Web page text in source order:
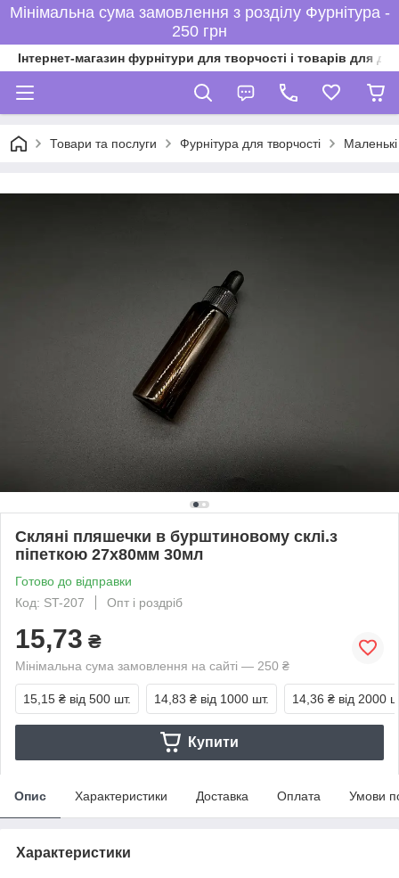
Мінімальна сума замовлення з розділу Фурнітура -
250 грн
Інтернет-магазин фурнітури для творчості і товарів для
Товари та послуги Фурнітура для творчості
Скляні пляшечки в бурштиновому склі.з
піпеткою 27х80мм 30мл
Готово до відправки
Код: ST-207
Опт і роздріб
15,73 ₴
Мінімальна сума замовлення на сайті — 250 ₴
15,15 ₴ від 500 шт. 14,83 ₴ від 1000 шт. 14,36 ₴ від 2000
Купити
Опис Характеристики Доставка Оплата Умови
Характеристики